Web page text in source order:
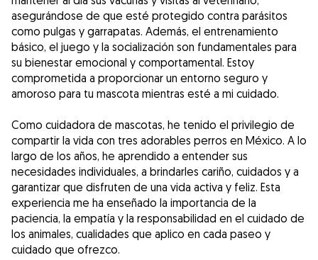
asegurándose de que esté protegido contra parásitos
como pulgas y garrapatas. Además, el entrenamiento
básico, el juego y la socialización son fundamentales para
su bienestar emocional y comportamental. Estoy
comprometida a proporcionar un entorno seguro y
amoroso para tu mascota mientras esté a mi cuidado.
Como cuidadora de mascotas, he tenido el privilegio de
compartir la vida con tres adorables perros en México. A lo
largo de los años, he aprendido a entender sus
necesidades individuales, a brindarles cariño, cuidados y a
garantizar que disfruten de una vida activa y feliz. Esta
experiencia me ha enseñado la importancia de la
paciencia, la empatía y la responsabilidad en el cuidado de
los animales, cualidades que aplico en cada paseo y
cuidado que ofrezco.